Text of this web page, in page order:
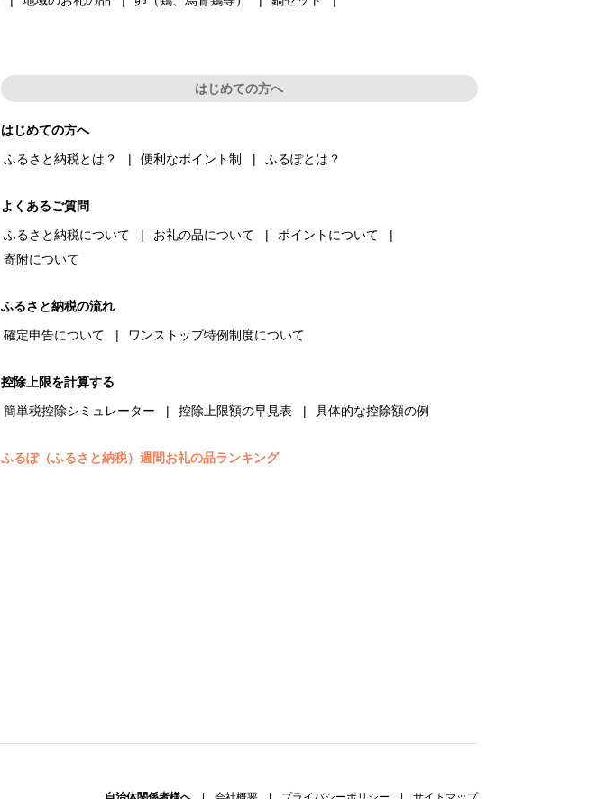
はじめての方へ
はじめての方へ
ふるさと納税とは？
便利なポイント制 ふるぽとは？
よくあるご質問
ふるさと納税について
お礼の品について
ポイントについて
寄附について
ふるさと納税の流れ
確定申告について
ワンストップ特例制度について
控除上限を計算する
簡単税控除シミュレーター
控除上限額の早見表 具体的な控除額の例
ふるぽ（ふるさと納税）週間お礼の品ランキング